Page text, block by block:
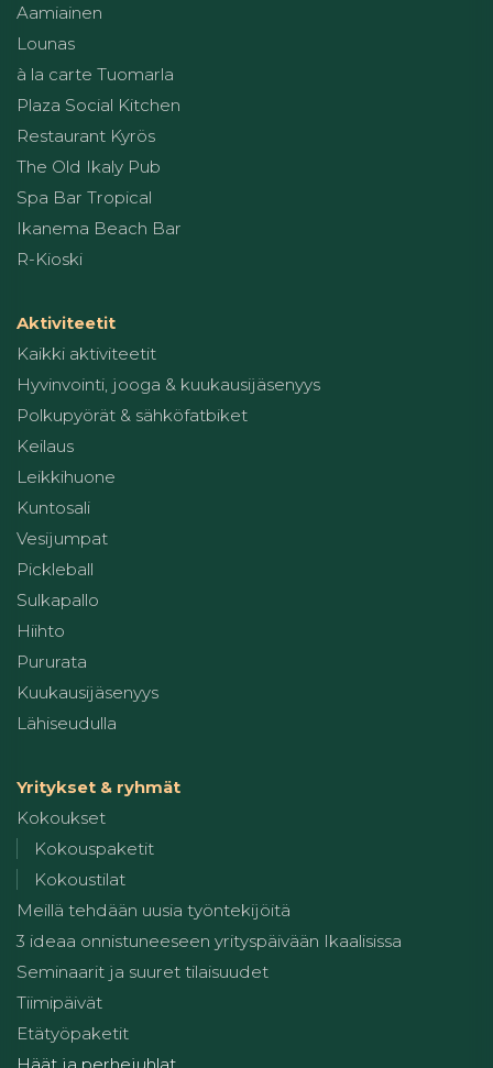
Aamiainen
Lounas
à la carte Tuomarla
Plaza Social Kitchen
Restaurant Kyrös
The Old Ikaly Pub
Spa Bar Tropical
Ikanema Beach Bar
R-Kioski
Aktiviteetit
Kaikki aktiviteetit
Hyvinvointi, jooga & kuukausijäsenyys
Polkupyörät & sähköfatbiket
Keilaus
Leikkihuone
Kuntosali
Vesijumpat
Pickleball
Sulkapallo
Hiihto
Pururata
Kuukausijäsenyys
Lähiseudulla
Yritykset & ryhmät
Kokoukset
Kokouspaketit
Kokoustilat
Meillä tehdään uusia työntekijöitä
3 ideaa onnistuneeseen yrityspäivään Ikaalisissa
Seminaarit ja suuret tilaisuudet
Tiimipäivät
Etätyöpaketit